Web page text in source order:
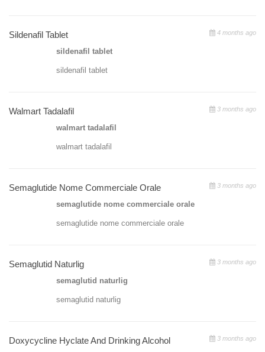
Sildenafil Tablet 4 months ago
sildenafil tablet
sildenafil tablet
Walmart Tadalafil 3 months ago
walmart tadalafil
walmart tadalafil
Semaglutide Nome Commerciale Orale 3 months ago
semaglutide nome commerciale orale
semaglutide nome commerciale orale
Semaglutid Naturlig 3 months ago
semaglutid naturlig
semaglutid naturlig
Doxycycline Hyclate And Drinking Alcohol 3 months ago